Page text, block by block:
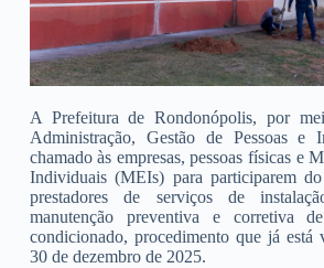
A Prefeitura de Rondonópolis, por
Administração, Gestão de Pessoas e
chamado às empresas, pessoas físicas e
Individuais (MEIs) para participarem
prestadores de serviços de
manutenção preventiva e corretiva
condicionado, procedimento que já está
30 de dezembro de 2025.